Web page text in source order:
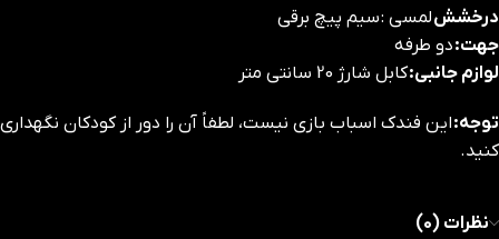
درخششلمسی : سیم پیچ برقی
جهت:دو طرفه
لوازم جانبی:کابل شارژ 20 سانتی متر
توجه:این فندک اسباب بازی نیست، لطفاً آن را دور از کودکان نگهداری
کنید.
نظرات (0)